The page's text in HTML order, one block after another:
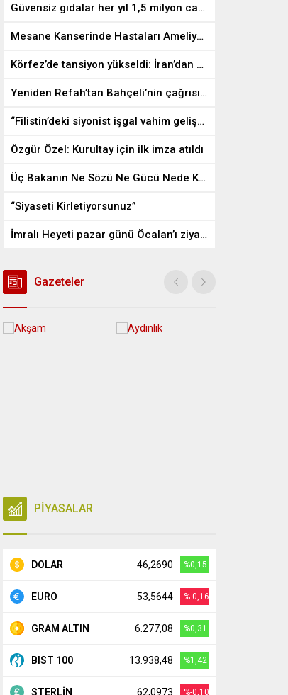
Güvensiz gıdalar her yıl 1,5 milyon can alıyor
Mesane Kanserinde Hastaları Ameliyattan Kurtaran İlaç
Körfez’de tansiyon yükseldi: İran’dan ABD üslerine misilleme
Yeniden Refah’tan Bahçeli’nin çağrısına destek
“Filistin’deki siyonist işgal vahim gelişmelere gebe”
Özgür Özel: Kurultay için ilk imza atıldı
Üç Bakanın Ne Sözü Ne Gücü Nede Kudreti Yetmedi
“Siyaseti Kirletiyorsunuz”
İmralı Heyeti pazar günü Öcalan’ı ziyaret edecek
Gazeteler
PİYASALAR
DOLAR 46,2690 %0,15
EURO 53,5644 %-0,16
GRAM ALTIN 6.277,08 %0,31
BIST 100 13.938,48 %1,42
STERLİN 62,0973 %-0,10